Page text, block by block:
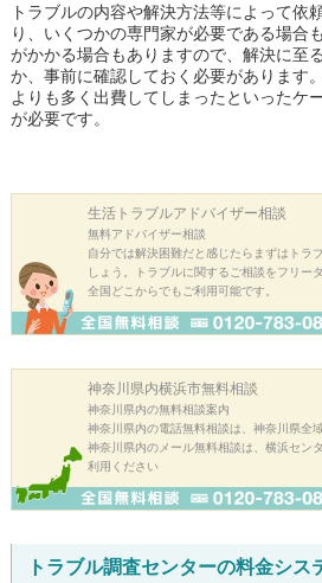
トラブルの内容や解決方法等によって依
り、いくつかの専門家が必要である場合
がかかる場合もありますので、解決に至
か、事前に確認しておく必要があります
よりも多く出費してしまったといったケ
が必要です。
生活トラブルアドバイザー相談
無料アドバイザー相談
自分では解決困難だと感じたらまずはトラ
しょう。トラブルに関するご相談をフリー
全国どこからでもご利用可能です。
神奈川県内横浜市無料相談
神奈川県内の無料相談案内
神奈川県内の電話無料相談は、神奈川県全
神奈川県内のメール無料相談は、横浜セン
利用ください
トラブル調査センターの料金シス